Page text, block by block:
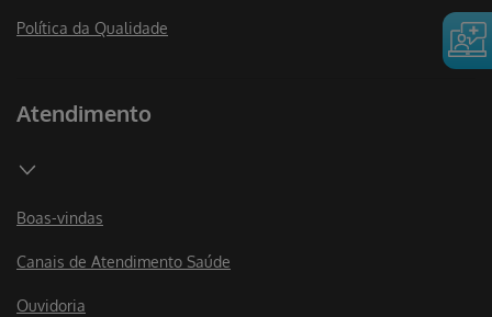
Política da Qualidade
Atendimento
Boas-vindas
Canais de Atendimento Saúde
Ouvidoria